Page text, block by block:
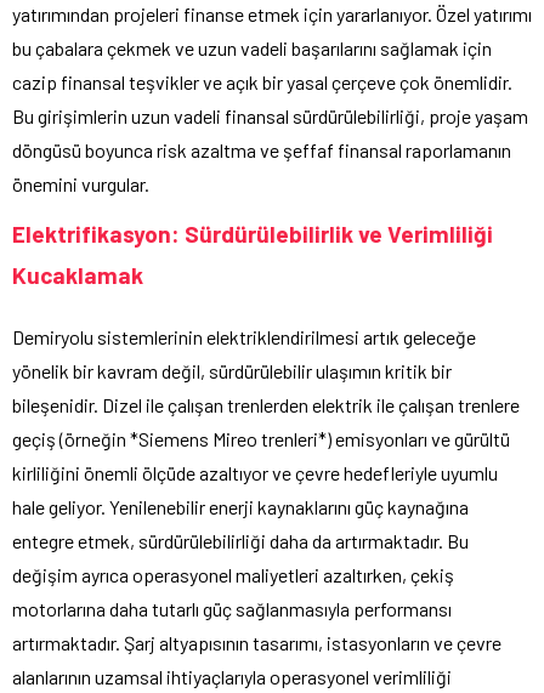
yatırımından projeleri finanse etmek için yararlanıyor. Özel yatırımı
bu çabalara çekmek ve uzun vadeli başarılarını sağlamak için
cazip finansal teşvikler ve açık bir yasal çerçeve çok önemlidir.
Bu girişimlerin uzun vadeli finansal sürdürülebilirliği, proje yaşam
döngüsü boyunca risk azaltma ve şeffaf finansal raporlamanın
önemini vurgular.
Elektrifikasyon: Sürdürülebilirlik ve Verimliliği
Kucaklamak
Demiryolu sistemlerinin elektriklendirilmesi artık geleceğe
yönelik bir kavram değil, sürdürülebilir ulaşımın kritik bir
bileşenidir. Dizel ile çalışan trenlerden elektrik ile çalışan trenlere
geçiş (örneğin *Siemens Mireo trenleri*) emisyonları ve gürültü
kirliliğini önemli ölçüde azaltıyor ve çevre hedefleriyle uyumlu
hale geliyor. Yenilenebilir enerji kaynaklarını güç kaynağına
entegre etmek, sürdürülebilirliği daha da artırmaktadır. Bu
değişim ayrıca operasyonel maliyetleri azaltırken, çekiş
motorlarına daha tutarlı güç sağlanmasıyla performansı
artırmaktadır. Şarj altyapısının tasarımı, istasyonların ve çevre
alanlarının uzamsal ihtiyaçlarıyla operasyonel verimliliği